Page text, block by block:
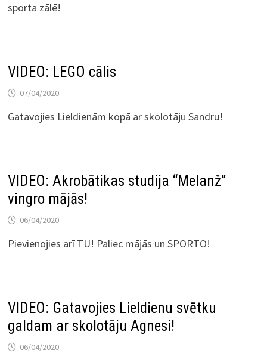
sporta zālē!
VIDEO: LEGO cālis
07/04/2020
Gatavojies Lieldienām kopā ar skolotāju Sandru!
VIDEO: Akrobātikas studija “Melanž”
vingro mājās!
06/04/2020
Pievienojies arī TU! Paliec mājās un SPORTO!
VIDEO: Gatavojies Lieldienu svētku
galdam ar skolotāju Agnesi!
06/04/2020